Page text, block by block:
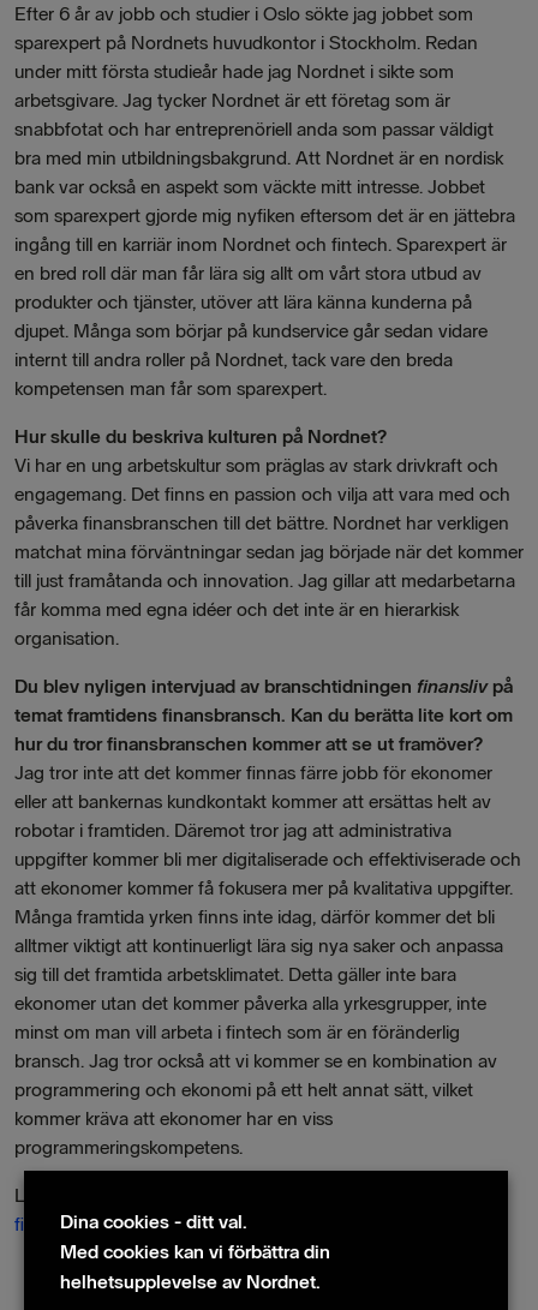
Efter 6 år av jobb och studier i Oslo sökte jag jobbet som
sparexpert på Nordnets huvudkontor i Stockholm. Redan
under mitt första studieår hade jag Nordnet i sikte som
arbetsgivare. Jag tycker Nordnet är ett företag som är
snabbfotat och har entreprenöriell anda som passar väldigt
bra med min utbildningsbakgrund. Att Nordnet är en nordisk
bank var också en aspekt som väckte mitt intresse. Jobbet
som sparexpert gjorde mig nyfiken eftersom det är en jättebra
ingång till en karriär inom Nordnet och fintech. Sparexpert är
en bred roll där man får lära sig allt om vårt stora utbud av
produkter och tjänster, utöver att lära känna kunderna på
djupet. Många som börjar på kundservice går sedan vidare
internt till andra roller på Nordnet, tack vare den breda
kompetensen man får som sparexpert.
Hur skulle du beskriva kulturen på Nordnet?
Vi har en ung arbetskultur som präglas av stark drivkraft och
engagemang. Det finns en passion och vilja att vara med och
påverka finansbranschen till det bättre. Nordnet har verkligen
matchat mina förväntningar sedan jag började när det kommer
till just framåtanda och innovation. Jag gillar att medarbetarna
får komma med egna idéer och det inte är en hierarkisk
organisation.
Du blev nyligen intervjuad av branschtidningen finanslivpå
temat framtidens finansbransch. Kan du berätta lite kort om
hur du tror finansbranschen kommer att se ut framöver?
Jag tror inte att det kommer finnas färre jobb för ekonomer
eller att bankernas kundkontakt kommer att ersättas helt av
robotar i framtiden. Däremot tror jag att administrativa
uppgifter kommer bli mer digitaliserade och effektiviserade och
att ekonomer kommer få fokusera mer på kvalitativa uppgifter.
Många framtida yrken finns inte idag, därför kommer det bli
alltmer viktigt att kontinuerligt lära sig nya saker och anpassa
sig till det framtida arbetsklimatet. Detta gäller inte bara
ekonomer utan det kommer påverka alla yrkesgrupper, inte
minst om man vill arbeta i fintech som är en föränderlig
bransch. Jag tror också att vi kommer se en kombination av
programmering och ekonomi på ett helt annat sätt, vilket
kommer kräva att ekonomer har en viss
programmeringskompetens.
Läs hela intervjun med My och kollegor från branschen i
finansliv.
Dina cookies - ditt val.
Med cookies kan vi förbättra din
helhetsupplevelse av Nordnet.